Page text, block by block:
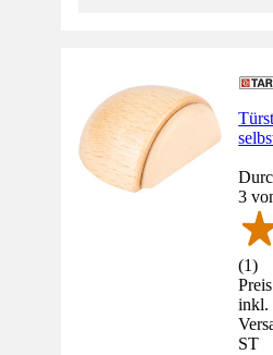
3
(1)
inkl.
ST